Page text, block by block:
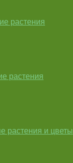
растения
растения
растения и цветы